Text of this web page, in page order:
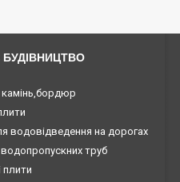
водовідведення на дорогах
труб
плити